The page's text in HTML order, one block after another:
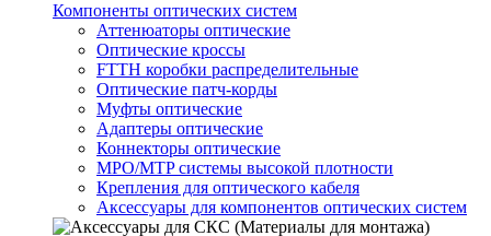
Компоненты оптических систем
Аттенюаторы оптические
Оптические кроссы
FTTH коробки распределительные
Оптические патч-корды
Муфты оптические
Адаптеры оптические
Коннекторы оптические
MPO/MTP системы высокой плотности
Крепления для оптического кабеля
Аксессуары для компонентов оптических систем